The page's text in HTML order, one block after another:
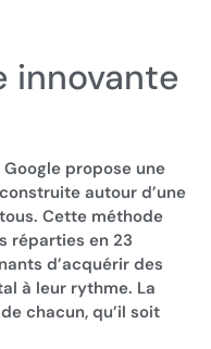
innovante
propose une
autour d’une
Cette méthode
réparties en 23
d’acquérir des
à leur rythme. La
chacun, qu’il soit